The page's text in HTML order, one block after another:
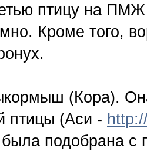
птицу на ПМЖ
Кроме того,
(Кора).
птицы (Аси -
была подобрана